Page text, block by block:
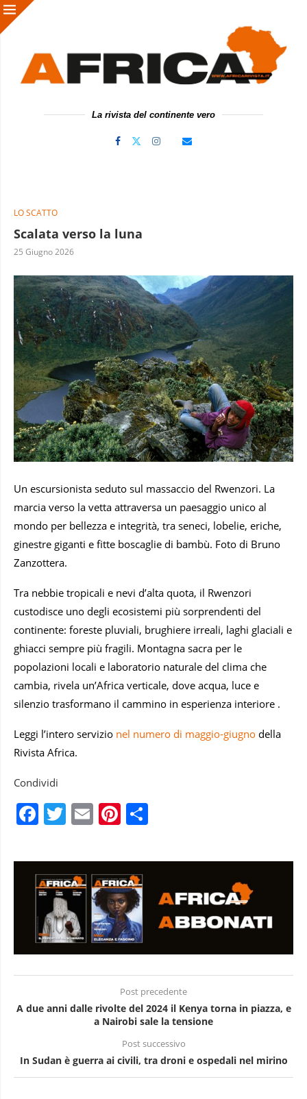
La rivista del continente vero
LO SCATTO
Scalata verso la luna
25 Giugno 2026
Un escursionista seduto sul massaccio del Rwenzori. La
marcia verso la vetta attraversa un paesaggio unico al
mondo per bellezza e integrità, tra seneci, lobelie, eriche,
ginestre giganti e fitte boscaglie di bambù. Foto di Bruno
Zanzottera.
Tra nebbie tropicali e nevi d’alta quota, il Rwenzori
custodisce uno degli ecosistemi più sorprendenti del
continente: foreste pluviali, brughiere irreali, laghi glaciali e
ghiacci sempre più fragili. Montagna sacra per le
popolazioni locali e laboratorio naturale del clima che
cambia, rivela un’Africa verticale, dove acqua, luce e
silenzio trasformano il cammino in esperienza interiore .
Leggi l’intero servizio nel numero di maggio-giugno della
Rivista Africa.
Condividi
Facebook
Twitter
EmailPinterest
Post precedente
A due anni dalle rivolte del 2024 il Kenya torna in piazza, e
a Nairobi sale la tensione
Post successivo
In Sudan è guerra ai civili, tra droni e ospedali nel mirino